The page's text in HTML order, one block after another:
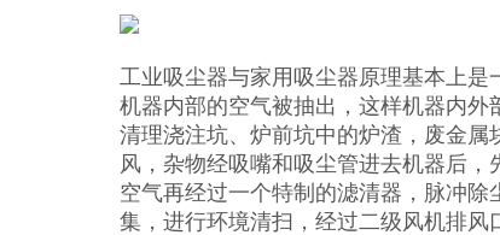
工业吸尘器与家用吸尘器原理基本上
机器内部的空气被抽出，这样机器内
清理浇注坑、炉前坑中的炉渣，废金
风，杂物经吸嘴和吸尘管进去机器后
空气再经过一个特制的滤清器，脉冲
集，进行环境清扫，经过二级风机排风